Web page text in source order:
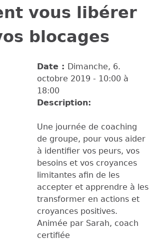
vous libérer
blocages
Date : Dimanche, 6.
octobre 2019 - 10:00 à
18:00
Description:
Une journée de coaching
de groupe, pour vous aider
à identifier vos peurs, vos
besoins et vos croyances
limitantes afin de les
accepter et apprendre à les
transformer en actions et
croyances positives.
Animée par Sarah, coach
certifiée